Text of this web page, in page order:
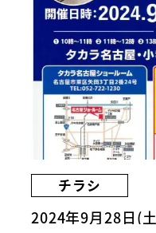
チラシ
2024年9月28日(